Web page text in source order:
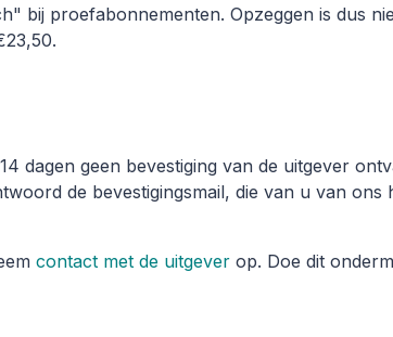
bij proefabonnementen. Opzeggen is dus
dagen geen bevestiging van de uitgever
de bevestigingsmail, die van u van ons
contact met de uitgever op. Doe dit